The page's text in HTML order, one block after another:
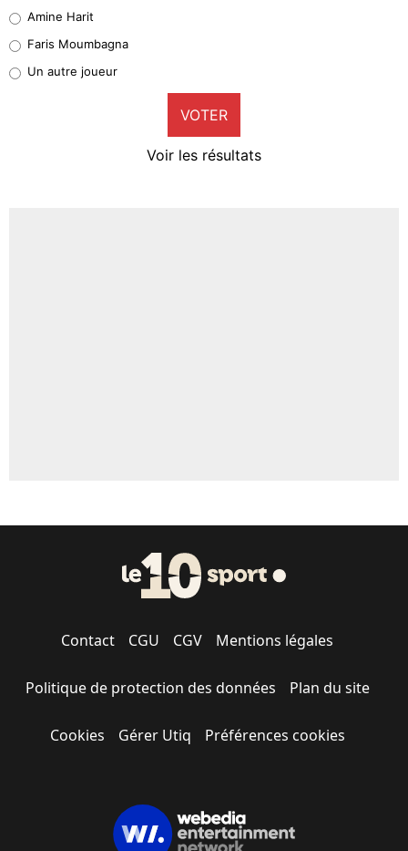
1%
9%
Amine Harit
Faris Moumbagna
Un autre joueur
VOTER
Voir les résultats
Contact CGU CGV Mentions légales
Politique de protection des données Plan du site
Cookies Gérer Utiq Préférences cookies